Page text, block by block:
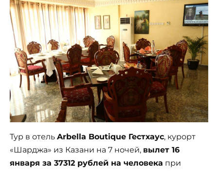
Тур в отель Arbella Boutique Гестхаус, курорт
«Шарджа» из Казани на 7 ночей, вылет 16
января за 37312 рублей на человека при